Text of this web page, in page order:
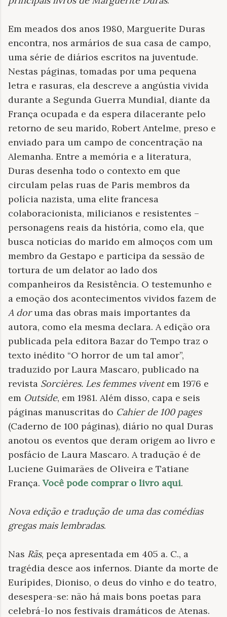
Em meados dos anos 1980, Marguerite Duras
encontra, nos armários de sua casa de campo,
uma série de diários escritos na juventude.
Nestas páginas, tomadas por uma pequena
letra e rasuras, ela descreve a angústia vivida
durante a Segunda Guerra Mundial, diante da
França ocupada e da espera dilacerante pelo
retorno de seu marido, Robert Antelme, preso e
enviado para um campo de concentração na
Alemanha. Entre a memória e a literatura,
Duras desenha todo o contexto em que
circulam pelas ruas de Paris membros da
polícia nazista, uma elite francesa
colaboracionista, milicianos e resistentes –
personagens reais da história, como ela, que
busca notícias do marido em almoços com um
membro da Gestapo e participa da sessão de
tortura de um delator ao lado dos
companheiros da Resistência. O testemunho e
a emoção dos acontecimentos vividos fazem de
A doruma das obras mais importantes da
autora, como ela mesma declara. A edição ora
publicada pela editora Bazar do Tempo traz o
texto inédito “O horror de um tal amor”,
traduzido por Laura Mascaro, publicado na
revista Sorcières. Les femmes viventem 1976 e
em Outside, em 1981. Além disso, capa e seis
páginas manuscritas do Cahier de 100 pages
(Caderno de 100 páginas), diário no qual Duras
anotou os eventos que deram origem ao livro e
posfácio de Laura Mascaro. A tradução é de
Luciene Guimarães de Oliveira e Tatiane
França. Você pode comprar o livro aqui.
Nova edição e tradução de uma das comédias
gregas mais lembradas.
Nas Rãs, peça apresentada em 405 a. C., a
tragédia desce aos infernos. Diante da morte de
Eurípides, Dioniso, o deus do vinho e do teatro,
desespera-se: não há mais bons poetas para
celebrá-lo nos festivais dramáticos de Atenas.